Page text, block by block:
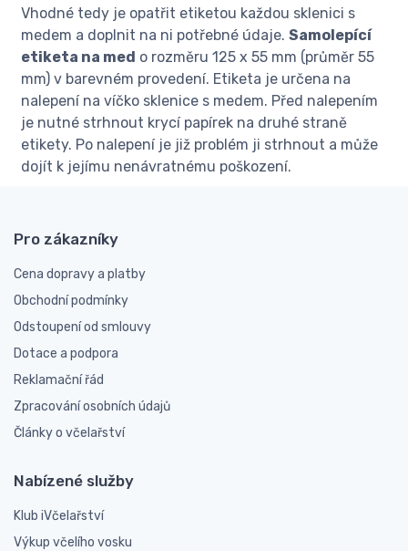
Vhodné tedy je opatřit etiketou každou sklenici s
medem a doplnit na ni potřebné údaje. Samolepící
etiketa na med o rozměru 125 x 55 mm (průměr 55
mm) v barevném provedení. Etiketa je určena na
nalepení na víčko sklenice s medem. Před nalepením
je nutné strhnout krycí papírek na druhé straně
etikety. Po nalepení je již problém ji strhnout a může
dojít k jejímu nenávratnému poškození.
Pro zákazníky
Cena dopravy a platby
Obchodní podmínky
Odstoupení od smlouvy
Dotace a podpora
Reklamační řád
Zpracování osobních údajů
Články o včelařství
Nabízené služby
Klub iVčelařství
Výkup včelího vosku